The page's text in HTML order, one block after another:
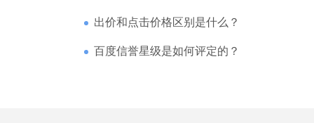
出价和点击价格区别是什么？
百度信誉星级是如何评定的？